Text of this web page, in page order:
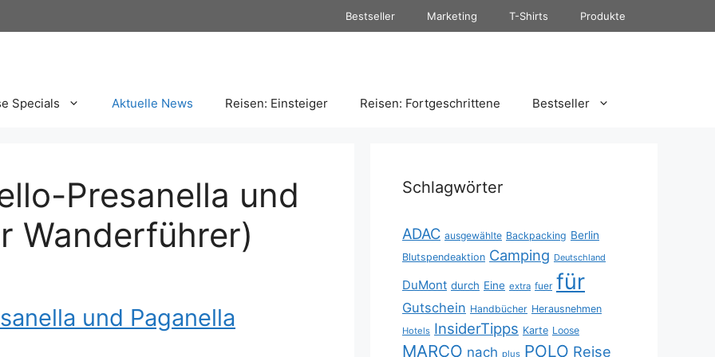
Bestseller Marketing T-Shirts Produkte
Specials Aktuelle News Reisen: Einsteiger Reisen: Fortgeschrittene Bestseller
Presanella und
Wanderführer)
und Paganella
Schlagwörter
ADAC ausgewählte Backpacking Berlin
Blutspendeaktion Camping Deutschland
DuMont durch Eine extra fuer für
Gutschein Handbücher Herausnehmen
Hotels InsiderTipps Karte Loose
MARCO nach plus POLO Reise